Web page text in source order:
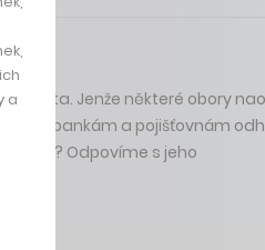
data. Jenže některé obory
bankám a pojišťovnám
Odpovíme s jeho
a